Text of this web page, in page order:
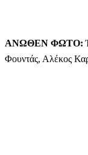
ΑΝΩΘΕΝ ΦΩΤΟ:
Φουντάς, Αλέκος